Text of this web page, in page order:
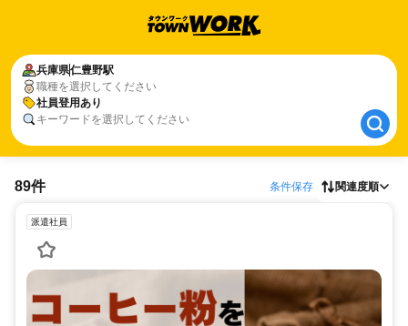
兵庫県仁豊野駅
職種を選択してください
社員登用あり
キーワードを選択してください
兵庫県仁豊野駅
社員登用あり
89件 条件保存 関連度順
派遣社員